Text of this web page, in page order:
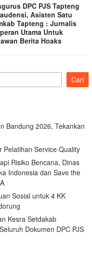
DPC PJS Tapteng
Asisten Satu
Tapteng : Jurnalis
Utama Untuk
Berita Hoaks
Cari
Bandung 2026, Tekankan
Pelatihan Service Quality
Risiko Bencana, Dinas
Indonesia dan Save the
Sosial untuk 4 KK
Kesra Setdakab
Dokumen DPC PJS